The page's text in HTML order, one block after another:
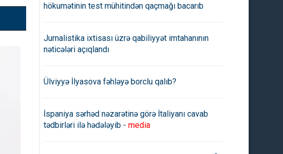
hökumətinin test mühitindən qaçmağı bacarıb
Jurnalistika ixtisası üzrə qabiliyyət imtahanının
nəticələri açıqlandı
Ülviyyə İlyasova fəhləyə borclu qalıb?
İspaniya sərhəd nəzarətinə görə İtaliyanı cavab
tədbirləri ilə hədələyib - media